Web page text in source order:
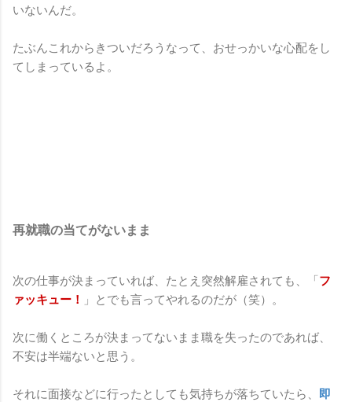
いないんだ。
たぶんこれからきついだろうなって、おせっかいな心配をし
てしまっているよ。
再就職の当てがないまま
次の仕事が決まっていれば、たとえ突然解雇されても、「フ
ァッキュー！
」とでも言ってやれるのだが（笑）。
次に働くところが決まってないまま職を失ったのであれば、
不安は半端ないと思う。
それに面接などに行ったとしても気持ちが落ちていたら、 即